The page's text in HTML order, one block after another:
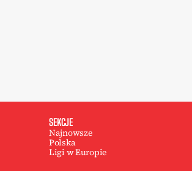
SEKCJE
Najnowsze
Polska
Ligi w Europie